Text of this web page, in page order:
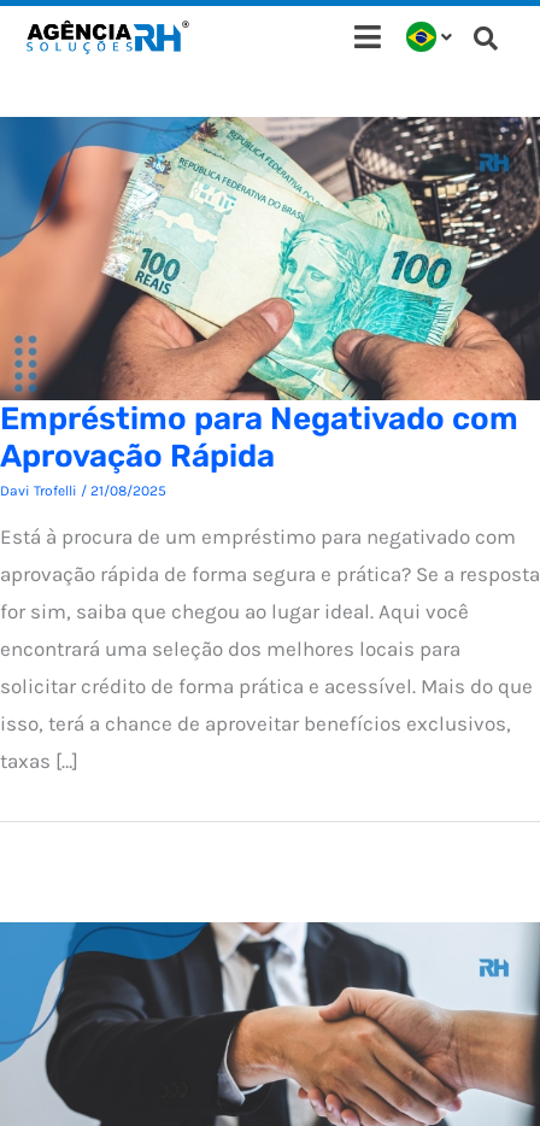
para
conteúdo
Empréstimo para Negativado com
Aprovação Rápida
Davi Trofelli / 21/08/2025
Está à procura de um empréstimo para negativado com
aprovação rápida de forma segura e prática? Se a resposta
for sim, saiba que chegou ao lugar ideal. Aqui você
encontrará uma seleção dos melhores locais para
solicitar crédito de forma prática e acessível. Mais do que
isso, terá a chance de aproveitar benefícios exclusivos,
taxas […]